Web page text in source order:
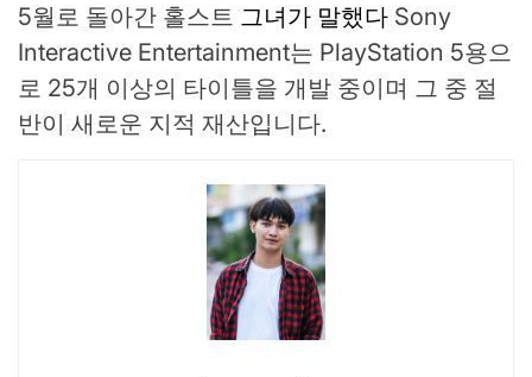
5월로 돌아간 홀스트 그녀가 말했다 Sony
Interactive Entertainment는 PlayStation 5용으
로 25개 이상의 타이틀을 개발 중이며 그 중 절
반이 새로운 지적 재산입니다.